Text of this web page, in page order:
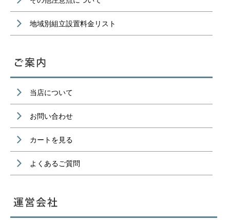
地域別組立設置料金リスト
当店について
お問い合わせ
カートを見る
よくあるご質問